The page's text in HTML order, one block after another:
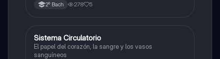
2º Bach 278 5
Otros
Sistema Circulatorio
El papel del corazón, la sangre y los vasos
sanguíneos